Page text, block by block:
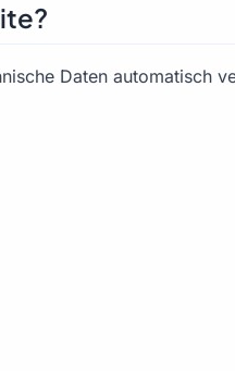
Daten automatisch